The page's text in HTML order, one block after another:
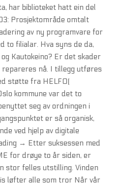
har biblioteket hatt ein del
Prosjektområde omtalt
av ny programvare for
to filialar. Hva syns de da,
Kautokeino? Er det skader
nå. I tillegg utføres
støtte fra HELFO(
kommune var det to
seg av ordningen i
er så organisk,
ved hjelp av digitale
→ Etter suksessen med
for drøye to år siden, er
stor felles utstilling. Vinden
løfter alle som tror Når vår